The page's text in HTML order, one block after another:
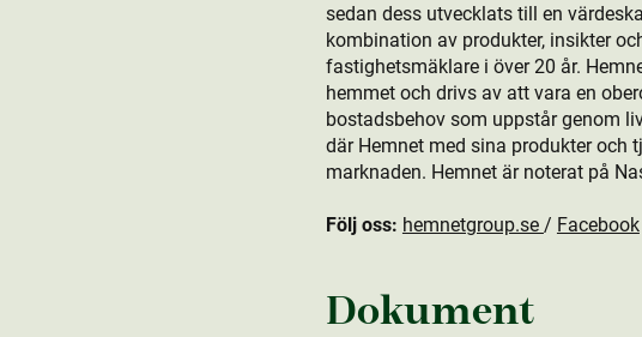
sedan dess utvecklats till en
kombination av produkt­er, insikter
fastighetsmäklare i över 20 år.
hemmet och drivs av att vara en
bostads­behov som uppstår genom
där Hemnet med sina produkt­er
marknaden. Hemnet är noterat på
Följ oss: hemnetgroup.se / Facebook
Dokument